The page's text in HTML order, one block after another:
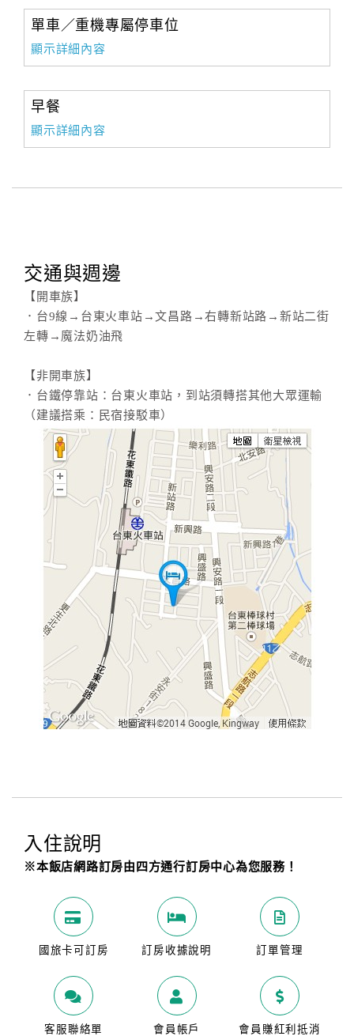
單車／重機專屬停車位
顯示詳細內容
早餐
顯示詳細內容
交通與週邊
【開車族】
．台9線→台東火車站→文昌路→右轉新站路→新站二街
左轉→魔法奶油飛
【非開車族】
．台鐵停靠站：台東火車站，到站須轉搭其他大眾運輸
（建議搭乘：民宿接駁車）
入住說明
※本飯店網路訂房由四方通行訂房中心為您服務！
國旅卡可訂房 訂房收據說明 訂單管理
客服聯絡單 會員帳戶
會員賺紅利抵消